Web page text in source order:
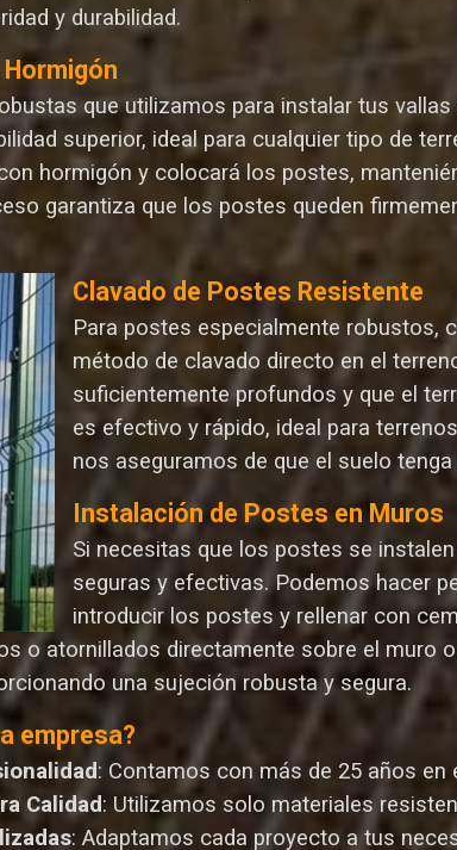
y durabilidad.
que utilizamos para instalar tus
superior, ideal para cualquier tipo de
hormigón y colocará los postes,
garantiza que los postes queden
Clavado de Postes Resistente
Para postes especialmente robustos,
método de clavado directo en el
suficientemente profundos y que el
es efectivo y rápido, ideal para
nos aseguramos de que el suelo
Instalación de Postes en Muros
Si necesitas que los postes se
seguras y efectivas. Podemos hacer
introducir los postes y rellenar con
o atornillados directamente sobre el muro
una sujeción robusta y segura.
empresa?
: Contamos con más de 25 años
Calidad: Utilizamos solo materiales
: Adaptamos cada proyecto a tus